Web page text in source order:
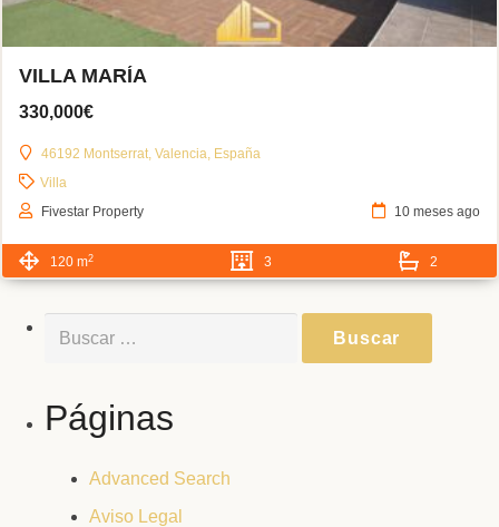
VILLA MARÍA
330,000€
46192 Montserrat, Valencia, España
Villa
Fivestar Property
10 meses ago
120 m2 3 2
Páginas
Advanced Search
Aviso Legal